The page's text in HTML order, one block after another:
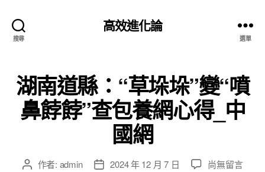
搜尋
高效進化論
選單
湖南道縣：“草垛垛”變“噴
鼻餑餑”查包養網心得_中
國網
文 作者: admin
文 2024 年 12 月 7 日
在
尚無留言